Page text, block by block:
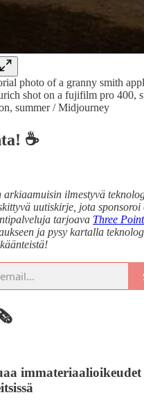
photo of a granny smith
shot on a fujifilm pro 400,
summer / Midjourney
☕
arkiaamuisin ilmestyvä
uutiskirje, jota
tarjoava Three
ja pysy kartalla
immateriaalioikeudet